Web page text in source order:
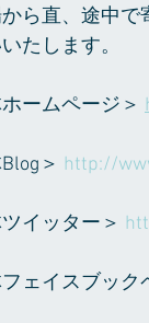
ら直、途中
たします。
ームページ＞
＞ http://
イッター＞
ェイスブック